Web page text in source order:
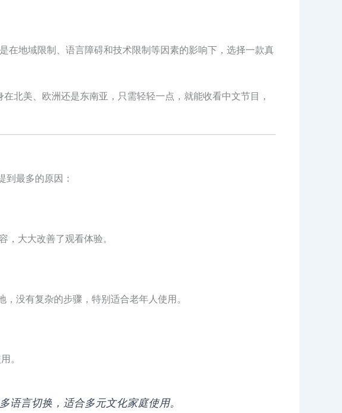
在地域限制、语言障碍和技术限制等因素的影响下，选择一款真
北美、欧洲还是东南亚，只需轻轻一点，就能收看中文节目，
最多的原因：
，大大改善了观看体验。
没有复杂的步骤，特别适合老年人使用。
。
语言切换，适合多元文化家庭使用。